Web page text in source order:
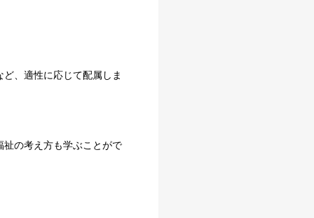
、適性に応じて配属しま
の考え方も学ぶことがで